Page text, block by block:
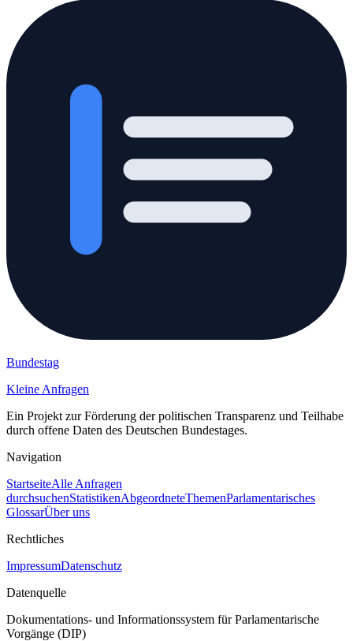
Bundestag
Kleine Anfragen
Ein Projekt zur Förderung der politischen Transparenz und Teilhabe
durch offene Daten des Deutschen Bundestages.
Navigation
StartseiteAlle Anfragen
durchsuchenStatistikenAbgeordneteThemenParlamentarisches
GlossarÜber uns
Rechtliches
ImpressumDatenschutz
Datenquelle
Dokumentations- und Informationssystem für Parlamentarische
Vorgänge (DIP)